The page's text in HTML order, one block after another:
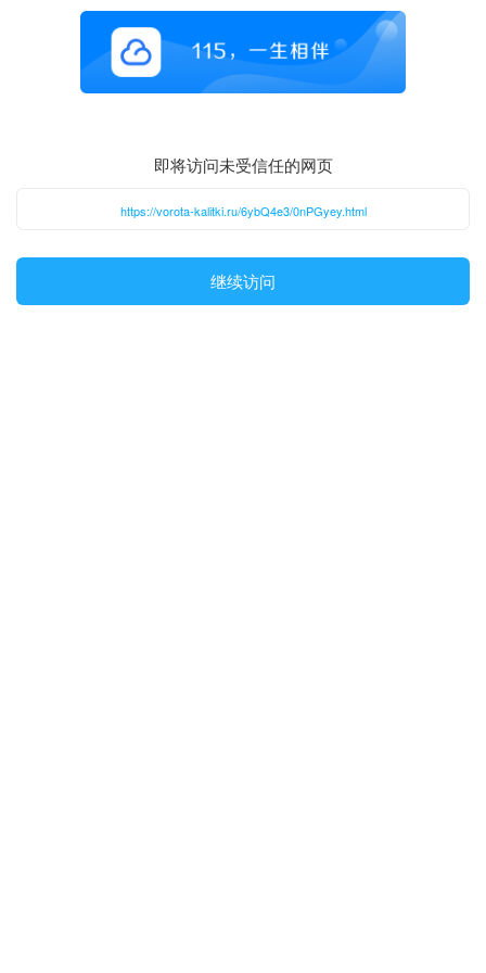
即将访问未受信任的网页
https://vorota-kalitki.ru/6ybQ4e3/0nPGyey.html
继续访问